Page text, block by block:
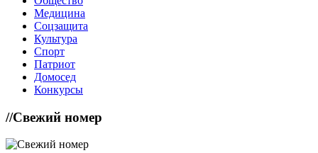
Медицина
Соцзащита
Культура
Спорт
Патриот
Домосед
Конкурсы
//Свежий номер